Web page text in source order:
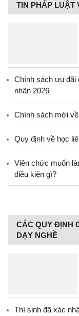
TIN PHÁP LUẬT
Chính sách ưu đãi
nhân 2026
Chính sách mới
Quy định về học
Viên chức muốn
điều kiện gì?
CÁC QUY ĐỊNH
DẠY NGHỀ
Thí sinh đã xác